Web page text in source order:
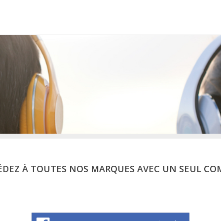
À TOUTES NOS MARQUES AVEC UN SEUL